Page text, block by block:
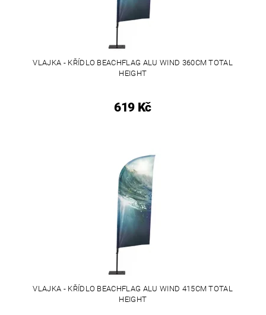
VLAJKA - KŘÍDLO BEACHFLAG ALU WIND 360CM TOTAL
HEIGHT
619 Kč
VLAJKA - KŘÍDLO BEACHFLAG ALU WIND 415CM TOTAL
HEIGHT